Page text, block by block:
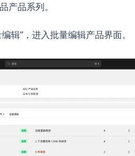
产品系列。
辑”，进入批量编辑产品界面。